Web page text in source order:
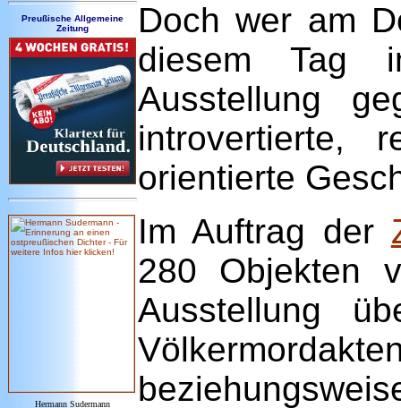
Preußische Allgemeine
Zeitung
Hermann Sudermann
Doch wer am
diesem Tag
Ausstellung
introvertierte,
orientierte
Im Auftrag der
280 Objekten
Ausstellung